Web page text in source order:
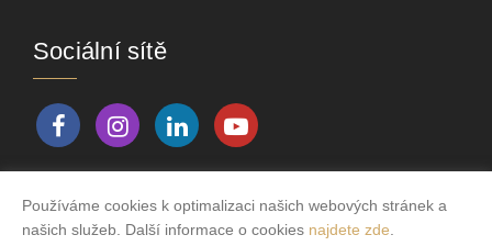
Sociální sítě
Vytvořeno v systémuCHYTRÝ WEB MAKLÉŘE
Používáme cookies k optimalizaci našich webových stránek a
našich služeb. Další informace o cookies najdete zde